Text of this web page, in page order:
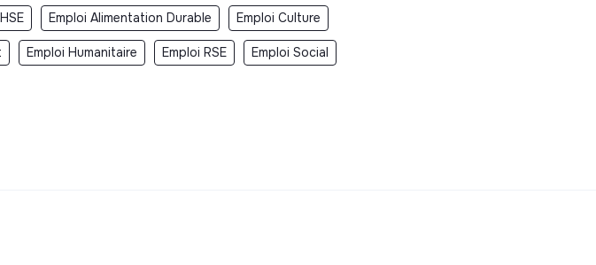
Emploi Alimentation Durable Emploi Culture
Emploi Humanitaire Emploi RSE Emploi Social